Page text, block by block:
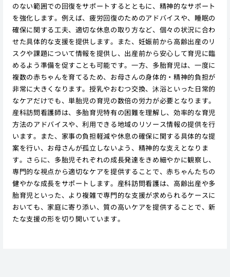
のない範囲での回復をサポートするとともに、精神的なサポート
を強化します。例えば、疲労回復のためのアドバイスや、睡眠の
確保に関する工夫、適切な休息の取り方など、個々の状況に合わ
せた具体的な支援を提供します。また、妊娠前から高齢出産のリ
スクや課題について情報を提供し、出産前から安心して育児に臨
めるよう準備を促すことも可能です。一方、多胎育児は、一度に
複数の赤ちゃんを育てるため、お母さんの身体的・精神的負担が
非常に大きくなります。授乳やおむつ交換、沐浴といった日常的
なケアだけでも、単胎児の育児の数倍の労力が必要となります。
産科訪問看護師は、多胎育児特有の困難を理解し、効率的な育児
方法のアドバイスや、利用できる地域のリソース情報の提供を行
います。また、家事の負担軽減や休息の確保に関する具体的な提
案を行い、お母さんが孤立しないよう、精神的な支えとなりま
す。さらに、多胎児それぞれの成長発達をきめ細やかに観察し、
専門的な視点から適切なケアを提供することで、赤ちゃんたちの
健やかな成長をサポートします。産科訪問看護は、高齢出産や多
胎育児といった、より複雑で専門的な支援が求められるケースに
おいても、家庭に寄り添い、質の高いケアを提供することで、新
たな支援の形を切り開いています。